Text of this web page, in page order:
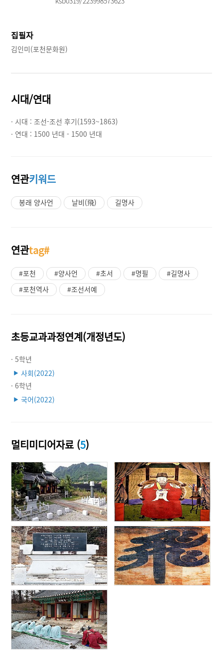
집필자
김인미(포천문화원)
시대/연대
· 시대 :조선-조선 후기(1593~1863)
· 연대 : 1500 년대 - 1500 년대
연관키워드
봉래 양사언 날비(飛) 길명사
연관tag#
#포천 #양사언 #초서 #명필
#길명사
#포천역사
#조선서예
초등교과과정연계(개정년도)
· 5학년
▶ 사회(2022)
· 6학년
▶ 국어(2022)
멀티미디어자료 (5)